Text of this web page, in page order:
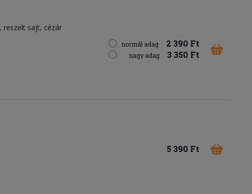
reszelt sajt cézár
normál adag 2 390 Ft
nagy adag 3 350 Ft
5 390 Ft